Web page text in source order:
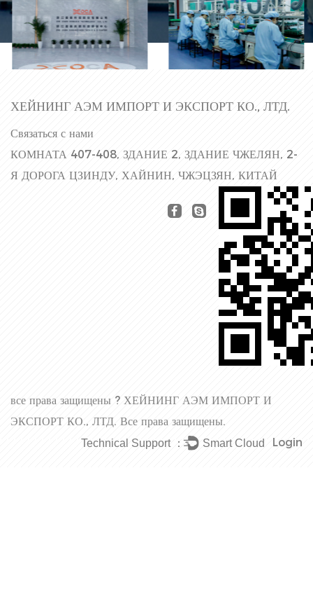
Фабричный зал
Производственная
линия
ХЕЙНИНГ АЭМ ИМПОРТ И ЭКСПОРТ КО., ЛТД.
Связаться с нами
КОМНАТА 407-408, ЗДАНИЕ 2, ЗДАНИЕ ЧЖЕЛЯН, 2-
Я ДОРОГА ЦЗИНДУ, ХАЙНИН, ЧЖЭЦЗЯН, КИТАЙ
все права защищены ? ХЕЙНИНГ АЭМ ИМПОРТ И
ЭКСПОРТ КО., ЛТД. Все права защищены.
Login
Technical Support ： Smart Cloud